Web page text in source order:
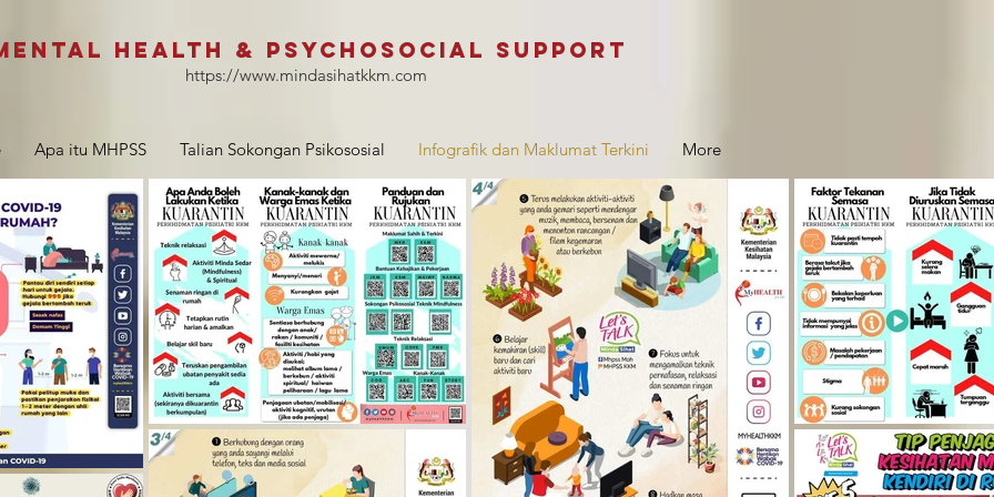
Health & psychosocial support
https://www.mindasihatkkm.com
Apa itu MHPSS Talian Sokongan Psikososial Infografik dan Maklumat Terkini More